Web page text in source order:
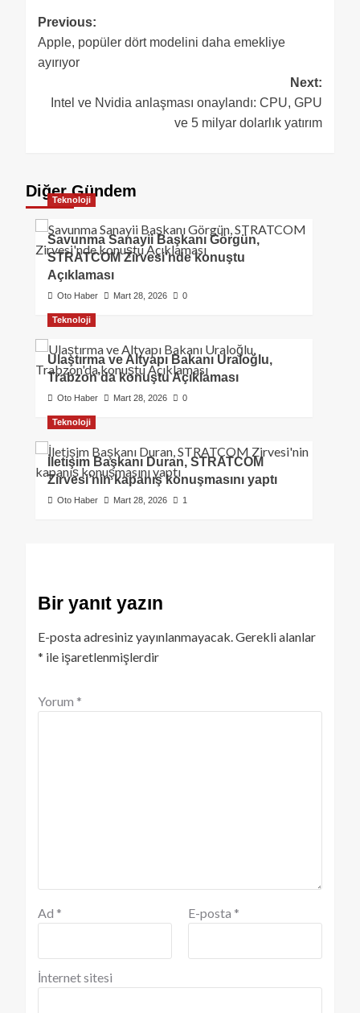
Previous:
Apple, popüler dört modelini daha emekliye
ayırıyor
Next:
Intel ve Nvidia anlaşması onaylandı: CPU, GPU
ve 5 milyar dolarlık yatırım
Diğer Gündem
Teknoloji
Savunma Sanayii Başkanı Görgün,
STRATCOM Zirvesi’nde konuştu
Açıklaması
Oto Haber Mart 28, 2026 0
Teknoloji
Ulaştırma ve Altyapı Bakanı Uraloğlu,
Trabzon’da konuştu Açıklaması
Oto Haber Mart 28, 2026 0
Teknoloji
İletişim Başkanı Duran, STRATCOM
Zirvesi’nin kapanış konuşmasını yaptı
Oto Haber Mart 28, 2026 1
Bir yanıt yazın
E-posta adresiniz yayınlanmayacak.Gerekli alanlar
* ile işaretlenmişlerdir
Yorum *
Ad * E-posta *
İnternet sitesi